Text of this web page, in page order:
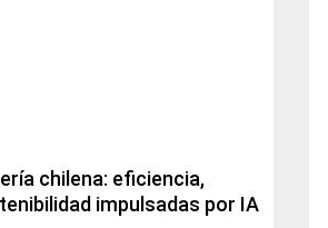
chilena: eficiencia,
impulsadas por IA